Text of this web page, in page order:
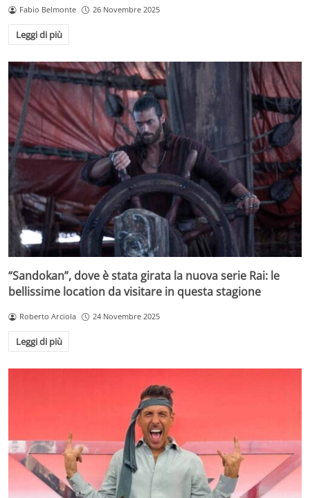
Fabio Belmonte 26 Novembre 2025
Leggi di più
“Sandokan”, dove è stata girata la nuova serie Rai: le
bellissime location da visitare in questa stagione
Roberto Arciola 24 Novembre 2025
Leggi di più